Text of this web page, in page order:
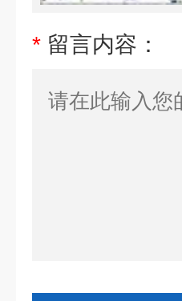
* 留言内容：